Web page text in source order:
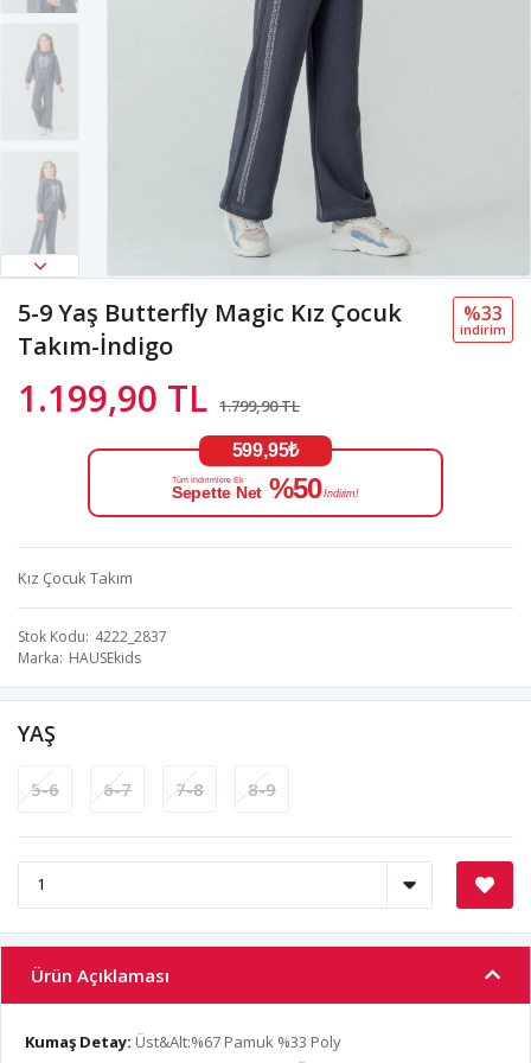
5-9 Yaş Butterfly Magic Kız Çocuk
Takım-İndigo
1.199,90 TL 1.799,90 TL
%33
i̇ndi̇ri̇m
599,95₺
Tüm İndirimlere Ek
Sepette Net %50 İndirim!
Kız Çocuk Takım
Stok Kodu 4222_2837
Marka HAUSEkids
YAŞ
5-6 6-7 7-8 8-9
Ürün Açıklaması
Kumaş Detay: Üst&Alt:%67 Pamuk %33 Poly